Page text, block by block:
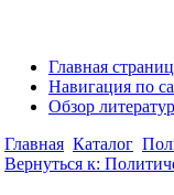
Главная
Навигация по
Обзор
Главная Каталог
Вернуться к: